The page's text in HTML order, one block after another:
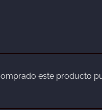
este producto